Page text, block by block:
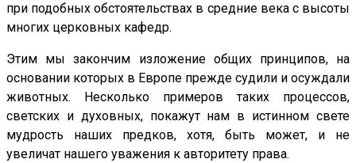
при подобных обстоятельствах в средние века с высоты
многих церковных кафедр.
Этим мы закончим изложение общих принципов, на
основании которых в Европе прежде судили и осуждали
животных. Несколько примеров таких процессов,
светских и духовных, покажут нам в истинном свете
мудрость наших предков, хотя, быть может, и не
увеличат нашего уважения к авторитету права.